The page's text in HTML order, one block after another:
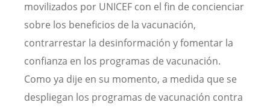
movilizados por UNICEF con el fin de concienciar
sobre los beneficios de la vacunación,
contrarrestar la desinformación y fomentar la
confianza en los programas de vacunación.
Como ya dije en su momento, a medida que se
despliegan los programas de vacunación contra